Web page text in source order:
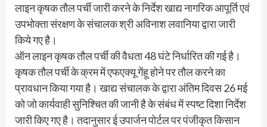
लाइन कृषक तौल पर्ची जारी करने के निर्देश खाद्य नागरिक आपूर्ति एवं
उपभोक्ता संरक्षण के संचालक श्री अविनाश लवानिया द्वारा जारी
किये गए है।
ऑन लाइन कृषक तौल पर्ची की वैधता 48 घंटे निर्धारित की गई है।
कृषक तौल पर्ची के क्रम में एफएक्यू गेंहू होने पर तौल करने का
प्रावधान किया गया है। खाद्य संचालक के द्वारा अंतिम दिवस 26 मई
को जो कार्यवाही सुनिश्चित की जानी है के संबंध में स्पष्ट दिशा निर्देश
जारी किए गए है। तदानुसार ई उपार्जन पोर्टल पर पंजीकृत किसान